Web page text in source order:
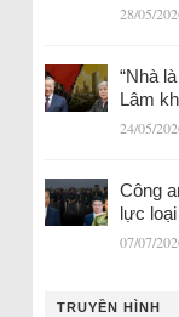
28/05/
“Nhà
Lâm
24/05/
Công
lực
07/07/
TRUYỀN HÌNH